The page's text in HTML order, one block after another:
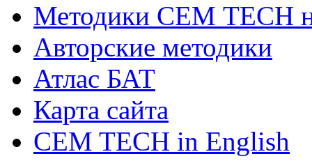
Методики СЕМ ТЕСН
Авторские методики
Атлас БАТ
Карта сайта
CEM TECH in English